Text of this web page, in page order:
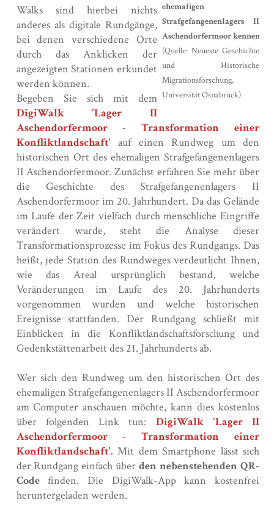
ehemaligen
Strafgefangenenlagers II
Aschendorfermoor
(Quelle: Neueste Geschichte
und Historische
Migrationsforschung,
Universität Osnabrück)
Walks sind hierbei nichts
anderes als digitale Rundgänge,
bei denen verschiedene Orte
durch das Anklicken der
angezeigten Stationen erkundet
werden können.
Begeben Sie sich mit dem
DigiWalk 'Lager II
Aschendorfermoor - Transformation einer
Konfliktlandschaft' auf einen Rundweg um den
historischen Ort des ehemaligen Strafgefangenenlagers
II Aschendorfermoor. Zunächst erfahren Sie mehr über
die Geschichte des Strafgefangenenlagers II
Aschendorfermoor im 20. Jahrhundert. Da das Gelände
im Laufe der Zeit vielfach durch menschliche Eingriffe
verändert wurde, steht die Analyse dieser
Transformationsprozesse im Fokus des Rundgangs. Das
heißt, jede Station des Rundweges verdeutlicht Ihnen,
wie das Areal ursprünglich bestand, welche
Veränderungen im Laufe des 20. Jahrhunderts
vorgenommen wurden und welche historischen
Ereignisse stattfanden. Der Rundgang schließt mit
Einblicken in die Konfliktlandschaftsforschung und
Gedenkstättenarbeit des 21. Jahrhunderts ab.
Wer sich den Rundweg um den historischen Ort des
ehemaligen Strafgefangenenlagers II Aschendorfermoor
am Computer anschauen möchte, kann dies kostenlos
über folgenden Link tun:
DigiWalk 'Lager II
Aschendorfermoor - Transformation einer
Konfliktlandschaft'. Mit dem Smartphone lässt sich
der Rundgang einfach überden nebenstehenden QR-
Codefinden. Die DigiWalk-App kann kostenfrei
heruntergeladen werden.